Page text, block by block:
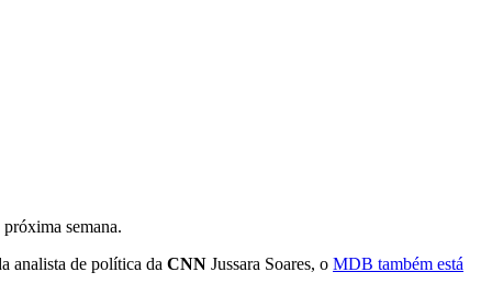
semana.
analista de política da CNN Jussara Soares, o MDB também está